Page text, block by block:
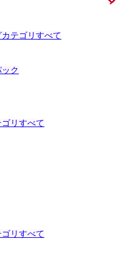
テゴリすべて
ク
リすべて
リすべて